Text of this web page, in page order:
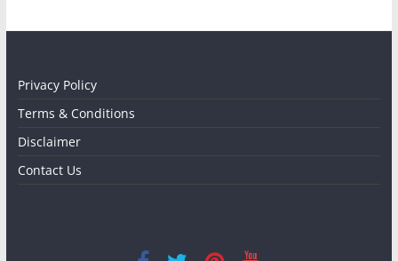
Privacy Policy
Terms & Conditions
Disclaimer
Contact Us